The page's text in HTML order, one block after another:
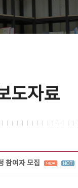
도자료
참여자 모집